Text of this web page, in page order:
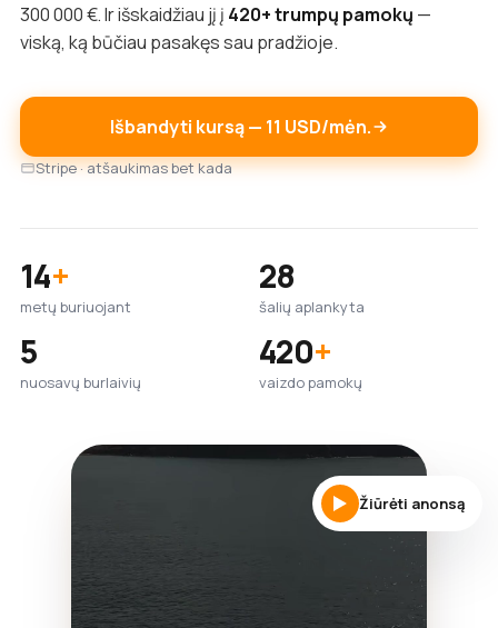
300 000 €. Ir išskaidžiau jį į 420+ trumpų pamokų —
viską, ką būčiau pasakęs sau pradžioje.
Išbandyti kursą — 11 USD/mėn.
Stripe · atšaukimas bet kada
14+
metų buriuojant
28
šalių aplankyta
5
nuosavų burlaivių
420+
vaizdo pamokų
Žiūrėti anonsą